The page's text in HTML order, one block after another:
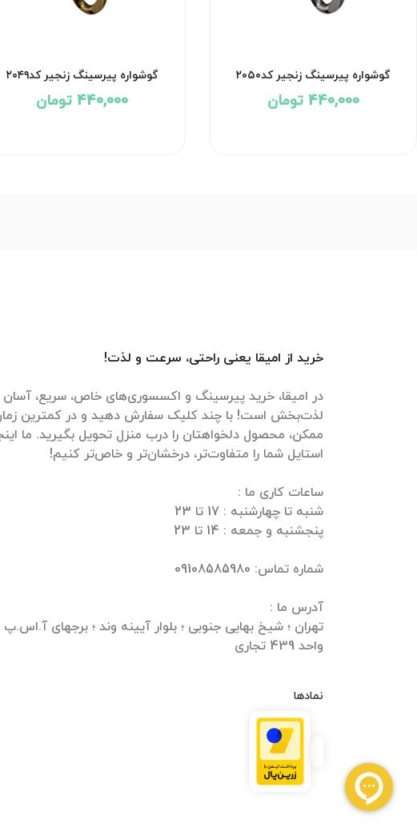
گوشواره پیرسینگ زنجیر کد۲۰۵۰
440,000 تومان
گوشواره پیرسینگ زنجیر کد۲۰۴۹
440,000 تومان
خرید از امیقا یعنی راحتی، سرعت و لذت!
در امیقا، خرید پیرسینگ و اکسسوری‌های خاص، سریع، آسان
لذت‌بخش است! با چند کلیک سفارش دهید و در کمترین
ممکن، محصول دلخواهتان را درب منزل تحویل بگیرید. ما
واحد 439 تجاری
نمادها